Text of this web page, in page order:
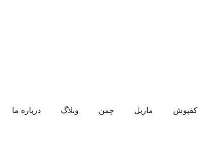
کفپوش ماربل چمن وبلاگ درباره ما